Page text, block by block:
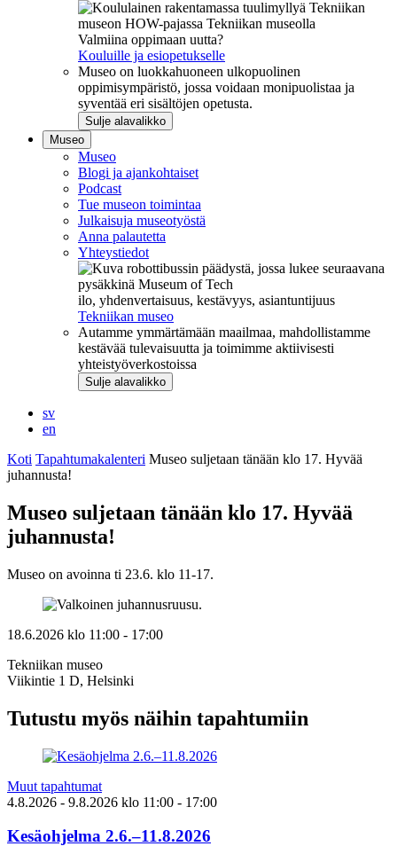
Valmiina oppimaan uutta?
Kouluille ja esiopetukselle
Museo on luokkahuoneen ulkopuolinen
oppimisympäristö, jossa voidaan monipuolistaa ja
syventää eri sisältöjen opetusta.
Sulje alavalikko
Museo
Museo
Blogi ja ajankohtaiset
Podcast
Tue museon toimintaa
Julkaisuja museotyöstä
Anna palautetta
Yhteystiedot
ilo, yhdenvertaisuus, kestävyys, asiantuntijuus
Tekniikan museo
Autamme ymmärtämään maailmaa, mahdollistamme
kestävää tulevaisuutta ja toimimme aktiivisesti
yhteistyöverkostoissa
Sulje alavalikko
sv
en
Koti Tapahtumakalenteri Museo suljetaan tänään klo 17. Hyvää
juhannusta!
Museo suljetaan tänään klo 17. Hyvää
juhannusta!
Museo on avoinna ti 23.6. klo 11-17.
18.6.2026 klo 11:00 - 17:00
Tekniikan museo
Viikintie 1 D, Helsinki
Tutustu myös näihin tapahtumiin
Muut tapahtumat
4.8.2026 - 9.8.2026 klo 11:00 - 17:00
Kesäohjelma 2.6.–11.8.2026